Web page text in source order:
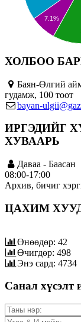
7.1%
ХОЛБОО
Баян-Өлгий
гудамж, 100 тоот
bayan-
ИРГЭДИЙГ
ХУВААРЬ
Даваа - Баасан
08:00-17:00
Архив, бичиг
ЦАХИМ
Өнөөдөр: 42
Өчигдөр: 498
Энэ сард: 4734
Санал хүсэлт